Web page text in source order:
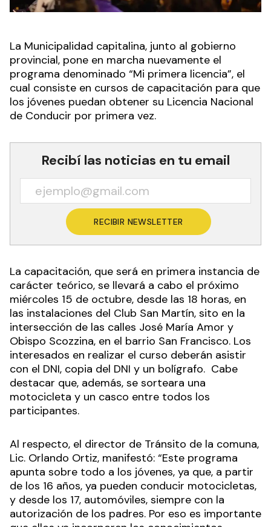
La Municipalidad capitalina, junto al gobierno
provincial, pone en marcha nuevamente el
programa denominado “Mi primera licencia”, el
cual consiste en cursos de capacitación para que
los jóvenes puedan obtener su Licencia Nacional
de Conducir por primera vez.
Recibí las noticias en tu email
RECIBIR NEWSLETTER
La capacitación, que será en primera instancia de
carácter teórico, se llevará a cabo el próximo
miércoles 15 de octubre, desde las 18 horas, en
las instalaciones del Club San Martín, sito en la
intersección de las calles José María Amor y
Obispo Scozzina, en el barrio San Francisco. Los
interesados en realizar el curso deberán asistir
con el DNI, copia del DNI y un bolígrafo. Cabe
destacar que, además, se sorteara una
motocicleta y un casco entre todos los
participantes.
Al respecto, el director de Tránsito de la comuna,
Lic. Orlando Ortiz, manifestó: “Este programa
apunta sobre todo a los jóvenes, ya que, a partir
de los 16 años, ya pueden conducir motocicletas,
y desde los 17, automóviles, siempre con la
autorización de los padres. Por eso es importante